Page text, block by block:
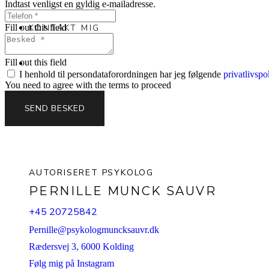
KONTAKT MIG
Indtast venligst en gyldig e-mailadresse.
Fill out this field
Fill out this field
I henhold til persondataforordningen har jeg følgende
You need to agree with the terms to proceed
SEND BESKED
AUTORISERET PSYKOLOG
PERNILLE MUNCK SAUVR
+45 20725842
Pernille@psykologmuncksauvr.dk
Rædersvej 3, 6000 Kolding
Følg mig på Instagram